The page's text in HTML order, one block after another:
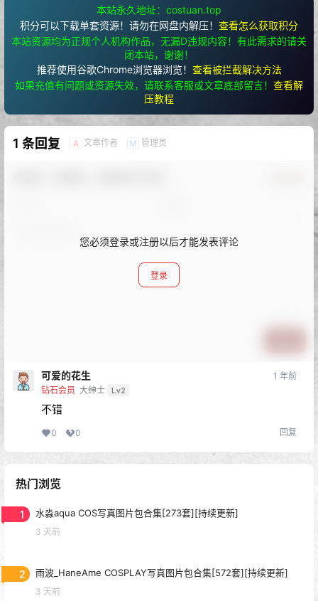
本站永久地址：costuan.top
积分可以下载单套资源！请勿在网盘内解压！ 查看怎么获取积分
本站资源均为正规个人机构作品，无漏D违规内容！有此需求的请关
闭本站，谢谢！
推荐使用谷歌Chrome浏览器浏览！ 查看被拦截解决方法
如果充值有问题或资源失效，请联系客服或文章底部留言！ 查看解
压教程
1 条回复 A 文章作者 M 管理员
您必须登录或注册以后才能发表评论
登录
可爱的花生
钻石会员 大绅士 Lv2
1 年前
不错
0 0 回复
热门浏览
1 水淼aqua COS写真图片包合集[273套][持续更新]
3 天前
2 雨波_HaneAme COSPLAY写真图片包合集[572套][持续更新]
3 天前